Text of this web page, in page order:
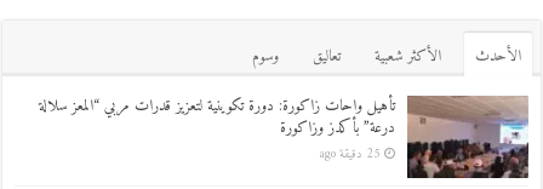
اﻷحدث اﻷكثر شعبية تعاليق
وسوم
تأهيل واحات زاكورة: دورة تكوينية لتعزيز قدرات مربي “المعز سلالة
درعة” بأكدز وزاكورة
25 دقيقة ago